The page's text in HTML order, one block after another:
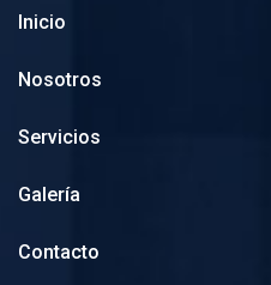
Inicio
Nosotros
Servicios
Galería
Contacto